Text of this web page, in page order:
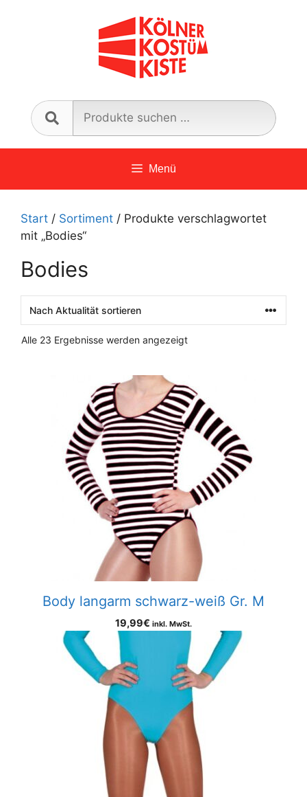
nach:
Menü
Start / Sortiment / Produkte verschlagwortet
mit „Bodies“
Bodies
Alle 23 Ergebnisse werden angezeigtNach
Body langarm schwarz-weiß Gr. M
19,99€ inkl. MwSt.